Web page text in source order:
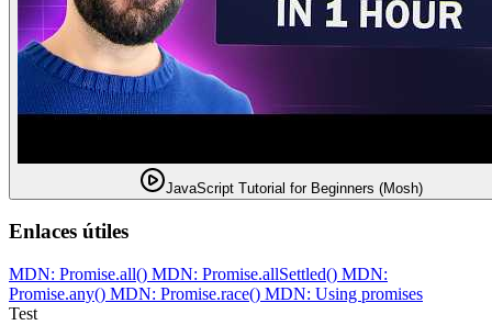
JavaScript Tutorial for Beginners (Mosh)
Enlaces útiles
MDN: Promise.all() MDN: Promise.allSettled() MDN:
Promise.any() MDN: Promise.race() MDN: Using promises
Test